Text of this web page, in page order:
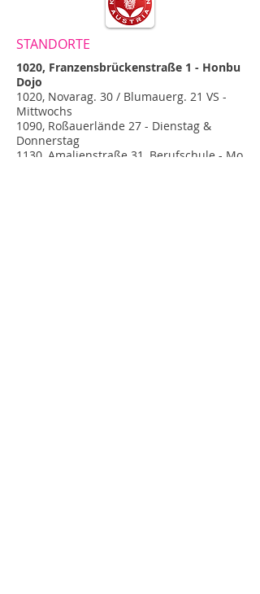
STANDORTE
1020, Franzensbrückenstraße 1 - Honbu
Dojo
1020, Novarag. 30 / Blumauerg. 21 VS -
Mittwochs
1090, Roßauerlände 27 - Dienstag &
Donnerstag
1130, Amalienstraße 31, Berufschule - Mo